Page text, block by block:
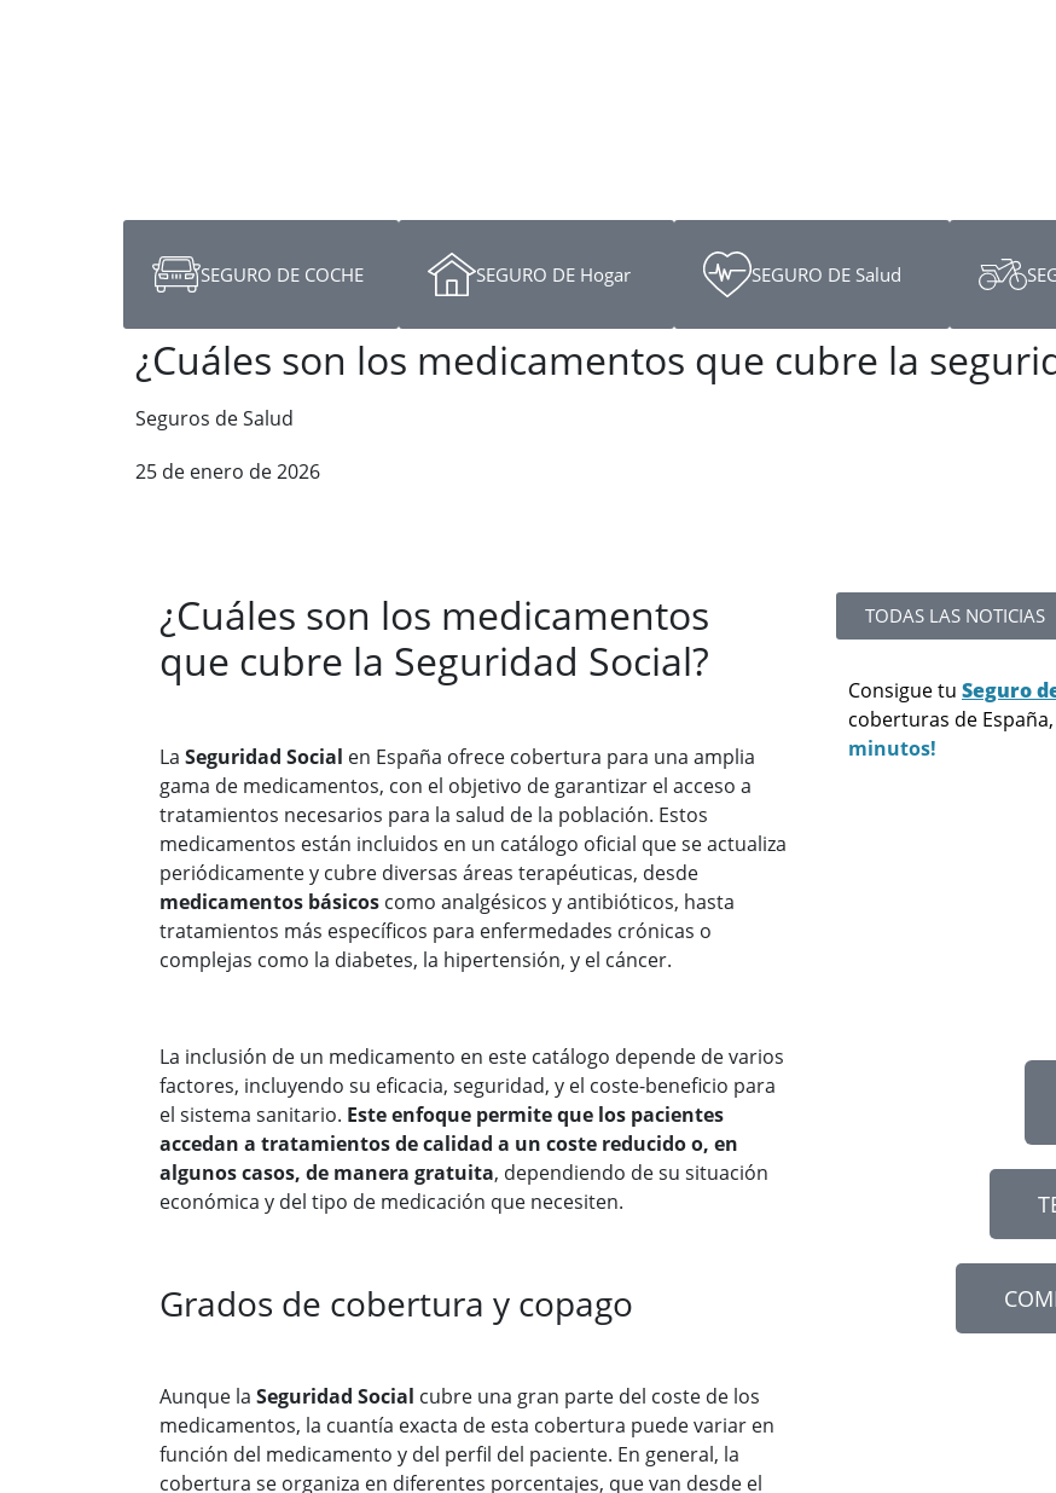
SEGURO DE COCHE SEGURO DE Hogar SEGURO DE Salud
¿Cuáles son los medicamentos que cubre la
Seguros de Salud
25 de enero de 2026
¿Cuáles son los medicamentos
que cubre la Seguridad Social?
La Seguridad Social en España ofrece cobertura para una amplia
gama de medicamentos, con el objetivo de garantizar el acceso a
tratamientos necesarios para la salud de la población. Estos
medicamentos están incluidos en un catálogo oficial que se actualiza
periódicamente y cubre diversas áreas terapéuticas, desde
medicamentos básicos como analgésicos y antibióticos, hasta
tratamientos más específicos para enfermedades crónicas o
complejas como la diabetes, la hipertensión, y el cáncer.
La inclusión de un medicamento en este catálogo depende de varios
factores, incluyendo su eficacia, seguridad, y el coste-beneficio para
el sistema sanitario. Este enfoque permite que los pacientes
accedan a tratamientos de calidad a un coste reducido o, en
algunos casos, de manera gratuita, dependiendo de su situación
económica y del tipo de medicación que necesiten.
Grados de cobertura y copago
Aunque la Seguridad Social cubre una gran parte del coste de los
medicamentos, la cuantía exacta de esta cobertura puede variar en
función del medicamento y del perfil del paciente. En general, la
cobertura se organiza en diferentes porcentajes, que van desde el
TODAS LAS NOTICIAS
Consigue tu Seguro
coberturas de
minutos!